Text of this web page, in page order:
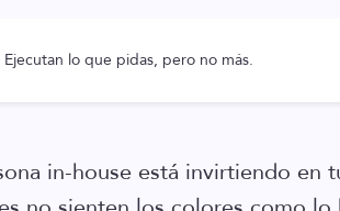
Ejecutan lo que pidas, pero no más.
in-house está invirtiendo en